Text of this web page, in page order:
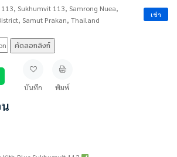
Sukhumvit 113, Samrong Nuea,
Samut Prakan, Thailand
เช่า
คัดลอกลิงก์
บันทึก
พิมพ์